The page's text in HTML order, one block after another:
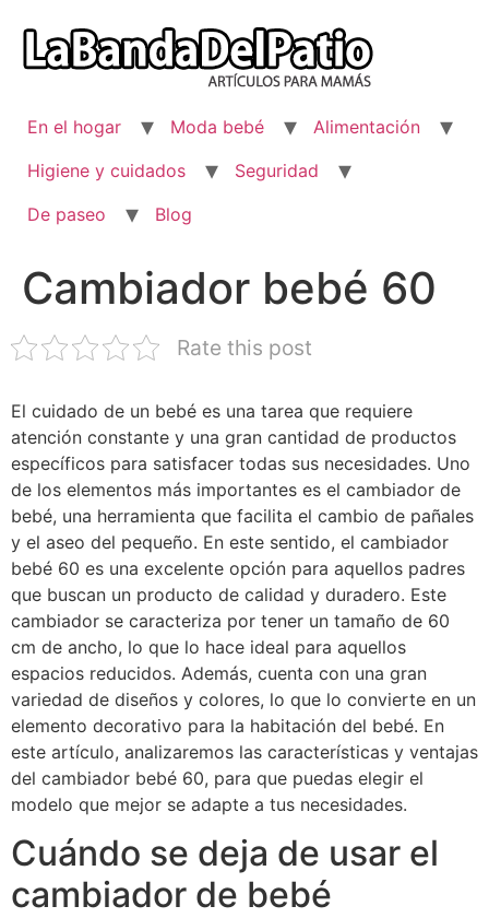
contenido
En el hogar Moda bebé
Alimentación
Higiene y cuidados
Seguridad
De paseo
Blog
Cambiador bebé 60
Rate this post
El cuidado de un bebé es una tarea que requiere
atención constante y una gran cantidad de productos
específicos para satisfacer todas sus necesidades. Uno
de los elementos más importantes es el cambiador de
bebé, una herramienta que facilita el cambio de pañales
y el aseo del pequeño. En este sentido, el cambiador
bebé 60 es una excelente opción para aquellos padres
que buscan un producto de calidad y duradero. Este
cambiador se caracteriza por tener un tamaño de 60
cm de ancho, lo que lo hace ideal para aquellos
espacios reducidos. Además, cuenta con una gran
variedad de diseños y colores, lo que lo convierte en un
elemento decorativo para la habitación del bebé. En
este artículo, analizaremos las características y ventajas
del cambiador bebé 60, para que puedas elegir el
modelo que mejor se adapte a tus necesidades.
Cuándo se deja de usar el
cambiador de bebé